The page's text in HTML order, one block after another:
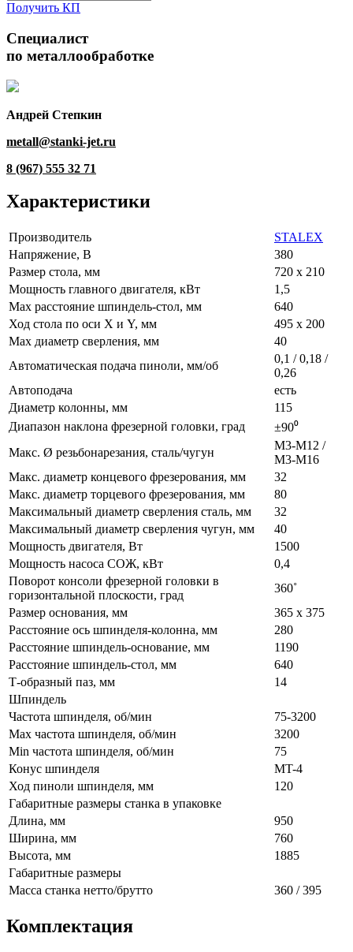
Получить КП
Специалист
по металлообработке
Андрей Степкин
metall@stanki-jet.ru
8 (967) 555 32 71
Характеристики
Производитель
STALEX
Напряжение, В
380
Размер стола, мм
720 х 210
Мощность главного двигателя, кВт
1,5
Max расстояние шпиндель-стол, мм
640
Ход стола по оси X и Y, мм
495 х 200
Max диаметр сверления, мм
40
Автоматическая подача пиноли, мм/об
0,1 / 0,18 /
0,26
Автоподача
есть
Диаметр колонны, мм
115
Диапазон наклона фрезерной головки, град
±90⁰
Макс. Ø резьбонарезания, сталь/чугун
М3-М12 /
М3-М16
Макс. диаметр концевого фрезерования, мм
32
Макс. диаметр торцевого фрезерования, мм
80
Максимальный диаметр сверления сталь, мм
32
Максимальный диаметр сверления чугун, мм
40
Мощность двигателя, Вт
1500
Мощность насоса СОЖ, кВт
0,4
Поворот консоли фрезерной головки в
горизонтальной плоскости, град
360˚
Размер основания, мм
365 х 375
Расстояние ось шпинделя-колонна, мм
280
Расстояние шпиндель-основание, мм
1190
Расстояние шпиндель-стол, мм
640
Т-образный паз, мм
14
Шпиндель
Частота шпинделя, об/мин
75-3200
Max частота шпинделя, об/мин
3200
Min частота шпинделя, об/мин
75
Конус шпинделя
MT-4
Ход пиноли шпинделя, мм
120
Габаритные размеры станка в упаковке
Длина, мм
950
Ширина, мм
760
Высота, мм
1885
Габаритные размеры
Масса станка нетто/брутто
360 / 395
Комплектация